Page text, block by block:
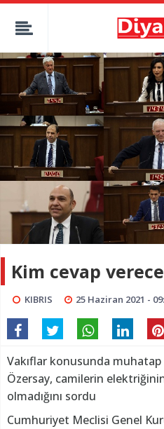
Kim cevap
KIBRIS 25 Haziran 2021 -
Vakıflar konusunda muhatap
Özersay, camilerin
olmadığını sordu
Cumhuriyet Meclisi Genel